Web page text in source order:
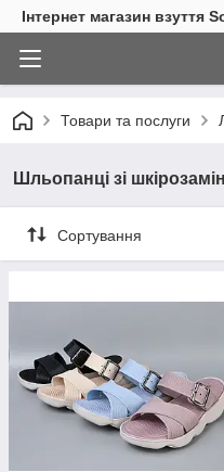
Інтернет магазин взуття
Товари та послуги
Шльопанці зі
Сортування